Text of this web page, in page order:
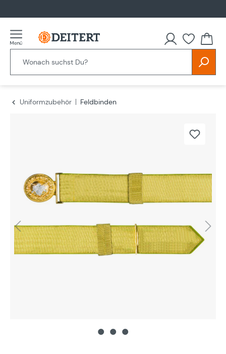
Uniformzubehör
Feldbinden